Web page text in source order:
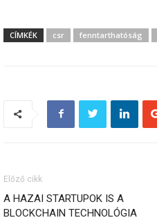
CÍMKÉK csr fenntarthatóság
Előző cikk
A HAZAI STARTUPOK IS A
BLOCKCHAIN TECHNOLÓGIA